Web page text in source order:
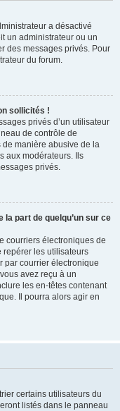
a désactivé
un administrateur ou un
des messages privés. Pour
du forum.
sollicités !
privés d’un utilisateur
de contrôle de
de manière abusive de la
aux modérateurs. Ils
privés.
part de quelqu’un sur ce
courriers électroniques de
repérer les utilisateurs
par courrier électronique
avez reçu à un
les en-têtes contenant
Il pourra alors agir en
certains utilisateurs du
listés dans le panneau